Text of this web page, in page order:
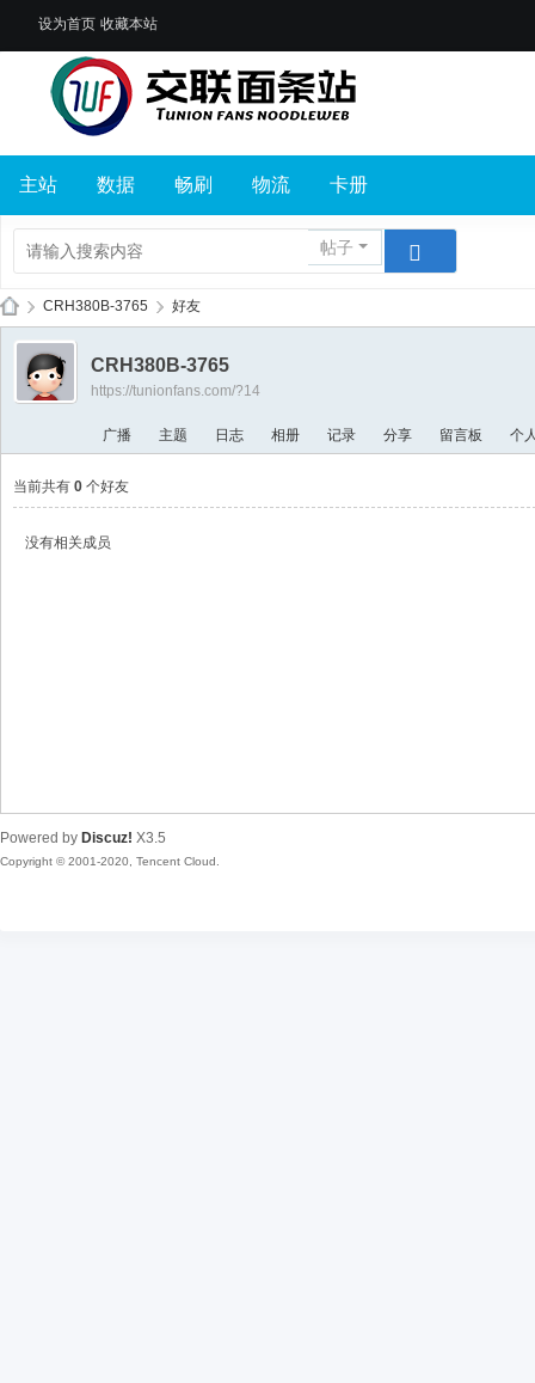
设为首页 收藏本站
主站 数据 畅刷 物流 卡册
帖子
交
面
站
› CRH380B-3765 › 好友
CRH380B-3765
https://tunionfans.com/?14
广播 主题 日志 相册 记录 分享 留言板 个
当前共有 0 个好友
没有相关成员
Powered by Discuz! X3.5
Copyright © 2001-2020, Tencent Cloud.